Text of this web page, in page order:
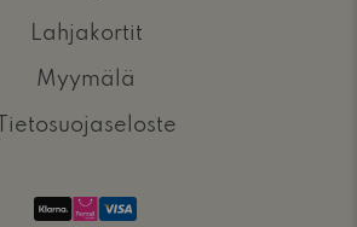
Lahjakortit
Myymälä
Tietosuojaseloste